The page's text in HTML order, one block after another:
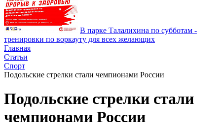
В парке Талалихина по субботам -
тренировки по воркауту для всех желающих
Главная
Статьи
Спорт
Подольские стрелки стали чемпионами России
Подольские стрелки стали
чемпионами России